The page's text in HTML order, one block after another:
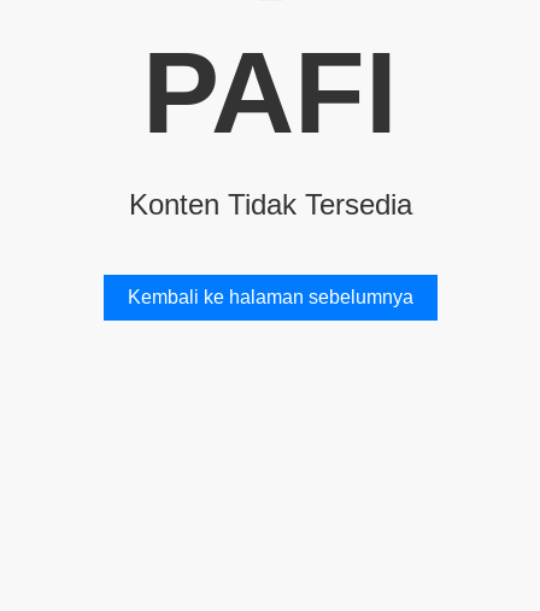
PAFI
Konten Tidak Tersedia
Kembali ke halaman sebelumnya